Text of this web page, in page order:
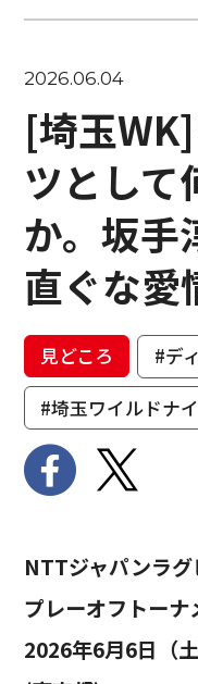
2026.06.04
[埼玉
ツとして
か。坂手
直ぐな愛
見どころ
#デ
#埼玉ワイルドナ
NTTジャパンラ
プレーオフトー
2026年6月6日（